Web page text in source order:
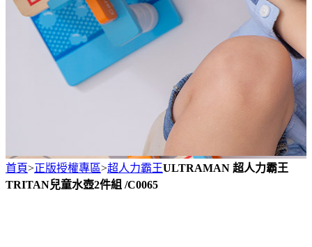
首頁>正版授權專區>超人力霸王ULTRAMAN 超人力霸王
TRITAN兒童水壺2件組 /C0065